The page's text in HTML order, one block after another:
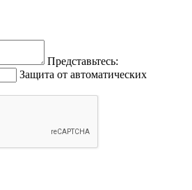
Представьтесь:
Защита от автоматических